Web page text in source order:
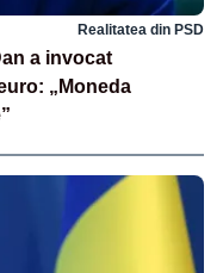
Realitatea din PSD
a invocat
„Moneda